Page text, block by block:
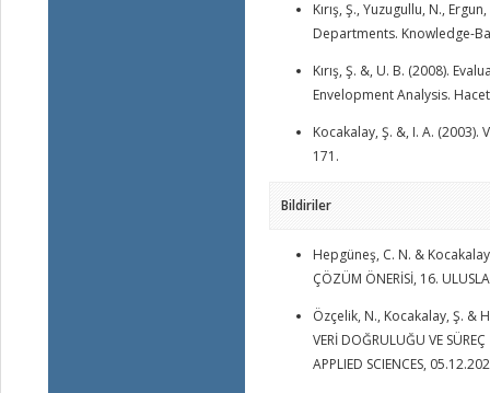
Kırış, Ş., Yuzugullu, N.,
Departments. Knowledge-
Kırış, Ş. &, U. B. (2008).
Envelopment Analysis.
Kocakalay, Ş. &, I. A.
171.
Bildiriler
Hepgüneş, C. N. & Kocakalay,
ÇÖZÜM ÖNERİSİ, 16.
Özçelik, N., Kocakalay, Ş. &
VERİ DOĞRULUĞU VE
APPLIED SCIENCES,